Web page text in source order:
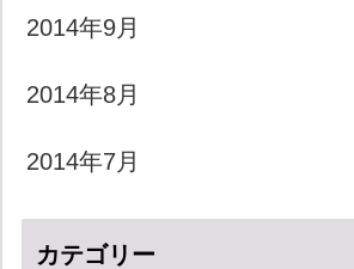
2014年9月
2014年8月
2014年7月
カテゴリー